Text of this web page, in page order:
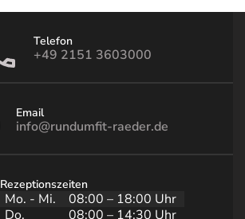
Telefon
+49 2151 3603000
Email
info@rundumfit-raeder.de
Rezeptionszeiten
Mo. - Mi.
08:00 – 18:00 Uhr
Do.
08:00 – 14:30 Uhr